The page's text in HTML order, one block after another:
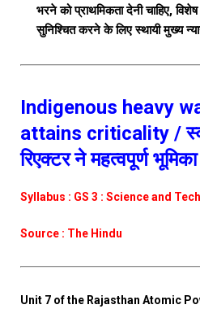
भरने को प्राथमिकता देनी चाहिए,
सुनिश्चित करने के लिए स्थायी मुख्य
Indigenous heavy
attains criticality /
रिएक्टर ने महत्वपूर्ण भूमिका
Syllabus : GS 3 : Science and
Source : The Hindu
Unit 7 of the Rajasthan Atomic